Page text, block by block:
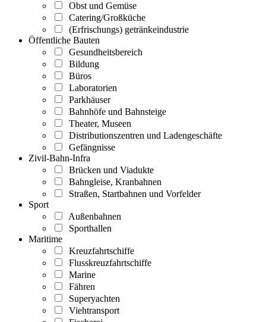
Obst und Gemüse
Catering/Großküche
(Erfrischungs) getränkeindustrie
Öffentliche Bauten
Gesundheitsbereich
Bildung
Büros
Laboratorien
Parkhäuser
Bahnhöfe und Bahnsteige
Theater, Museen
Distributionszentren und Ladengeschäfte
Gefängnisse
Zivil-Bahn-Infra
Brücken und Viadukte
Bahngleise, Kranbahnen
Straßen, Startbahnen und Vorfelder
Sport
Außenbahnen
Sporthallen
Maritime
Kreuzfahrtschiffe
Flusskreuzfahrtschiffe
Marine
Fähren
Superyachten
Viehtransport